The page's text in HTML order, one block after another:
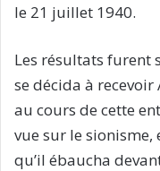
le 21 juillet 1940.
Les résultats furent
se décida à
au cours de cette
vue sur le sionisme,
qu’il ébaucha